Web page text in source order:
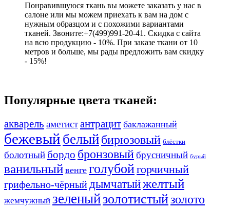
Понравившуюся ткань вы можете заказать у нас в
салоне или мы можем приехать к вам на дом с
нужным образцом и с похожими вариантами
тканей. Звоните:+7(499)991-20-41. Скидка с сайта
на всю продукцию - 10%. При заказе ткани от 10
метров и больше, мы рады предложить вам скидку
- 15%!
Популярные цвета тканей:
акварель аметистантрацит баклажанный
бежевый белыйбирюзовый блёстки
болотный бордо бронзовыйбрусничный бурый
ванильный венге голубойгорчичный
грифельно-чёрный дымчатыйжелтый
жемчужный зеленыйзолотистыйзолото